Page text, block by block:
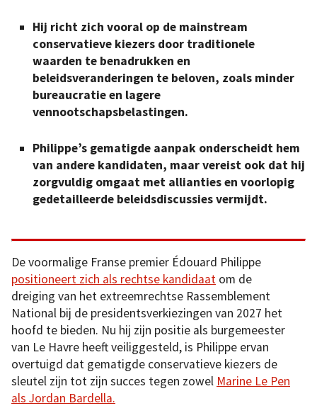
Hij richt zich vooral op de mainstream
conservatieve kiezers door traditionele
waarden te benadrukken en
beleidsveranderingen te beloven, zoals minder
bureaucratie en lagere
vennootschapsbelastingen.
Philippe’s gematigde aanpak onderscheidt hem
van andere kandidaten, maar vereist ook dat hij
zorgvuldig omgaat met allianties en voorlopig
gedetailleerde beleidsdiscussies vermijdt.
De voormalige Franse premier Édouard Philippe
positioneert zich als rechtse kandidaat om de
dreiging van het extreemrechtse Rassemblement
National bij de presidentsverkiezingen van 2027 het
hoofd te bieden. Nu hij zijn positie als burgemeester
van Le Havre heeft veiliggesteld, is Philippe ervan
overtuigd dat gematigde conservatieve kiezers de
sleutel zijn tot zijn succes tegen zowel Marine Le Pen
als Jordan Bardella.